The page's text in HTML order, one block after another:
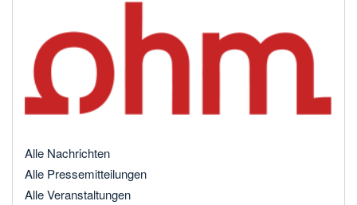
Alle Nachrichten
Alle Pressemitteilungen
Alle Veranstaltungen